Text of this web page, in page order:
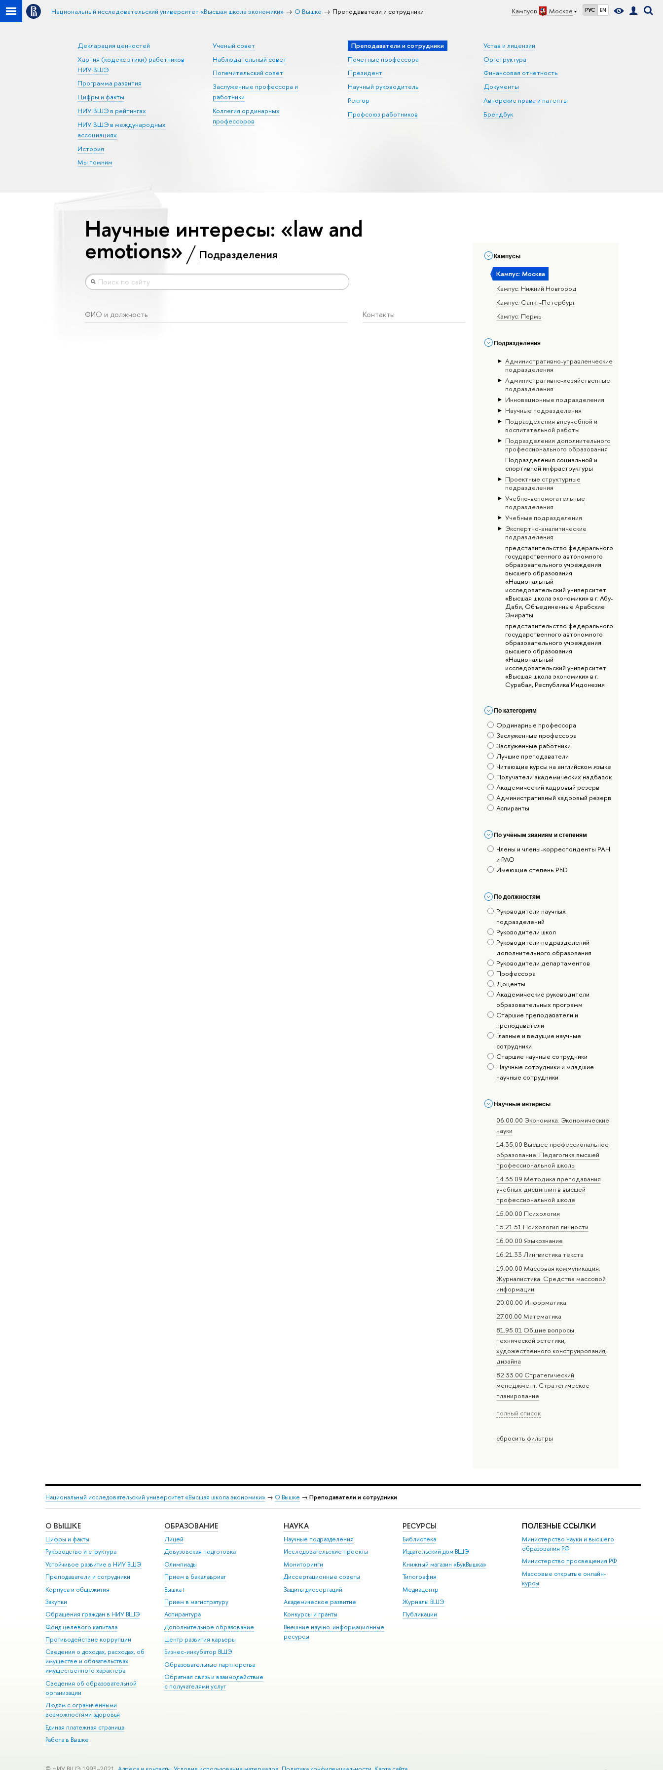
Кампус в Москве РУС EN
Национальный исследовательский университет «Высшая школа экономики» О Вышке Преподаватели и сотрудники
Декларация ценностей
Хартия (кодекс этики) работников
НИУ ВШЭ
Программа развития
Цифры и факты
НИУ ВШЭ в рейтингах
НИУ ВШЭ в международных
ассоциациях
История
Мы помним
Ученый совет
Наблюдательный совет
Попечительский совет
Заслуженные профессора и
работники
Коллегия ординарных
профессоров
Преподаватели и сотрудники
Почетные профессора
Президент
Научный руководитель
Ректор
Профсоюз работников
Устав и лицензии
Оргструктура
Финансовая отчетность
Документы
Авторские права и патенты
Брендбук
Кампусы
Кампус: Москва
Кампус: Нижний Новгород
Кампус: Санкт-Петербург
Кампус: Пермь
Подразделения
Административно-управленческие
подразделения
Административно-хозяйственные
подразделения
Инновационные подразделения
Научные подразделения
Подразделения внеучебной и
воспитательной работы
Подразделения дополнительного
профессионального образования
Подразделения социальной и
спортивной инфраструктуры
Проектные структурные
подразделения
Учебно-вспомогательные
подразделения
Учебные подразделения
Экспертно-аналитические
подразделения
представительство федерального
государственного автономного
образовательного учреждения
высшего образования
«Национальный
исследовательский университет
«Высшая школа экономики» в г. Абу-
Даби, Объединенные Арабские
Эмираты
представительство федерального
государственного автономного
образовательного учреждения
высшего образования
«Национальный
исследовательский университет
«Высшая школа экономики» в г.
Сурабая, Республика Индонезия
По категориям
Ординарные профессора
Заслуженные профессора
Заслуженные работники
Лучшие преподаватели
Читающие курсы на английском языке
Получатели академических надбавок
Академический кадровый резерв
Административный кадровый резерв
Аспиранты
По учёным званиям и степеням
Члены и члены-корреспонденты РАН
и РАО
Имеющие степень PhD
По должностям
Руководители научных
подразделений
Руководители школ
Руководители подразделений
дополнительного образования
Руководители департаментов
Профессора
Доценты
Академические руководители
образовательных программ
Старшие преподаватели и
преподаватели
Главные и ведущие научные
сотрудники
Старшие научные сотрудники
Научные сотрудники и младшие
научные сотрудники
Научные интересы
06.00.00 Экономика. Экономические
науки
14.35.00 Высшее профессиональное
образование. Педагогика высшей
профессиональной школы
14.35.09 Методика преподавания
учебных дисциплин в высшей
профессиональной школе
15.00.00 Психология
15.21.51 Психология личности
16.00.00 Языкознание
16.21.33 Лингвистика текста
19.00.00 Массовая коммуникация.
Журналистика. Средства массовой
информации
20.00.00 Информатика
27.00.00 Математика
81.95.01 Общие вопросы
технической эстетики,
художественного конструирования,
дизайна
82.33.00 Стратегический
менеджмент. Стратегическое
планирование
полный список
сбросить фильтры
Научные интересы: «law and
emotions» Подразделения
ФИО и должность Контакты
Национальный исследовательский университет «Высшая школа экономики» → О Вышке → Преподаватели и сотрудники
О ВЫШКЕ
Цифры и факты
Руководство и структура
Устойчивое развитие в НИУ ВШЭ
Преподаватели и сотрудники
Корпуса и общежития
Закупки
Обращения граждан в НИУ ВШЭ
Фонд целевого капитала
Противодействие коррупции
Сведения о доходах, расходах, об
имуществе и обязательствах
имущественного характера
Сведения об образовательной
организации
Людям с ограниченными
возможностями здоровья
Единая платежная страница
Работа в Вышке
ОБРАЗОВАНИЕ
Лицей
Довузовская подготовка
Олимпиады
Прием в бакалавриат
Вышка+
Прием в магистратуру
Аспирантура
Дополнительное образование
Центр развития карьеры
Бизнес-инкубатор ВШЭ
Образовательные партнерства
Обратная связь и взаимодействие
с получателями услуг
НАУКА
Научные подразделения
Исследовательские проекты
Мониторинги
Диссертационные советы
Защиты диссертаций
Академическое развитие
Конкурсы и гранты
Внешние научно-информационные
ресурсы
РЕСУРСЫ
Библиотека
Издательский дом ВШЭ
Книжный магазин «БукВышка»
Типография
Медиацентр
Журналы ВШЭ
Публикации
ПОЛЕЗНЫЕ ССЫЛКИ
Министерство науки и высшего
образования РФ
Министерство просвещения РФ
Массовые открытые онлайн-
курсы